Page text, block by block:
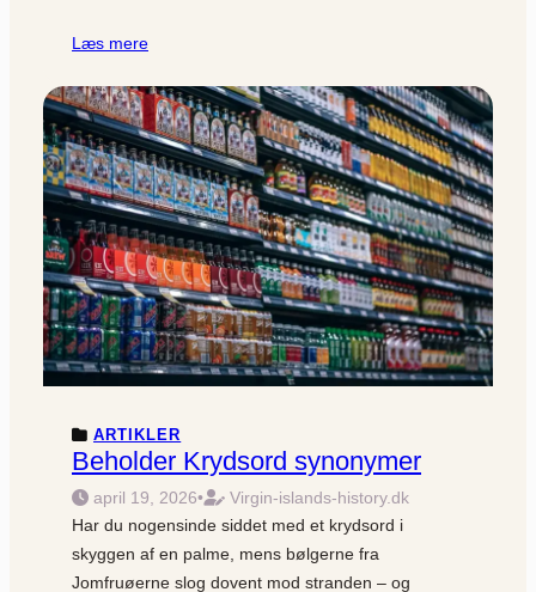
Læs mere
ARTIKLER
Beholder Krydsord synonymer
april 19, 2026•
Virgin-islands-history.dk
Har du nogensinde siddet med et krydsord i
skyggen af en palme, mens bølgerne fra
Jomfruøerne slog dovent mod stranden – og